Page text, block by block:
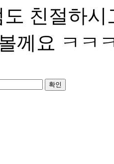
도 친절하
께요 ㅋㅋ
확인